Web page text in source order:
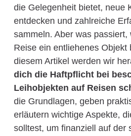
die Gelegenheit bietet, neue
entdecken und zahlreiche
sammeln. Aber was passiert,
Reise ein entliehenes Objekt
diesem Artikel werden wir
dich die Haftpflicht bei
Leihobjekten auf Reisen
die Grundlagen, geben
erläutern wichtige Aspekte,
solltest, um finanziell auf der